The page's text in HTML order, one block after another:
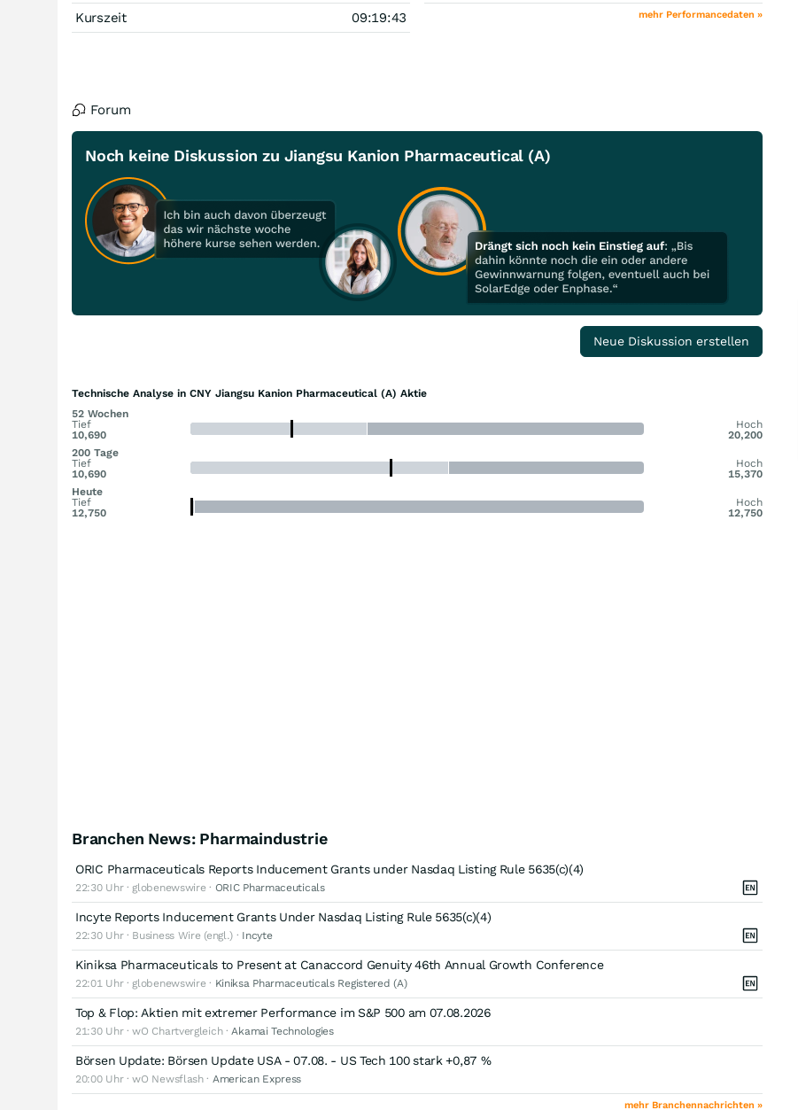
Kurszeit
09:19:43 mehr Performancedaten »
Forum
Noch keine Diskussion zu Jiangsu Kanion Pharmaceutical (A)
Neue Diskussion erstellen
Technische Analyse in CNY Jiangsu Kanion Pharmaceutical (A) Aktie
52 Wochen
Tief
10,690
Hoch
20,200
200 Tage
Tief
10,690
Hoch
15,370
Heute
Tief
12,750
Hoch
12,750
Branchen News: Pharmaindustrie
ORIC Pharmaceuticals Reports Inducement Grants under Nasdaq Listing Rule 5635(c)(4)
22:30 Uhr · globenewswire · ORIC Pharmaceuticals
Incyte Reports Inducement Grants Under Nasdaq Listing Rule 5635(c)(4)
22:30 Uhr · Business Wire (engl.) · Incyte
Kiniksa Pharmaceuticals to Present at Canaccord Genuity 46th Annual Growth Conference
22:01 Uhr · globenewswire · Kiniksa Pharmaceuticals Registered (A)
Top & Flop: Aktien mit extremer Performance im S&P 500 am 07.08.2026
21:30 Uhr · wO Chartvergleich ·Akamai Technologies
Börsen Update: Börsen Update USA - 07.08. - US Tech 100 stark +0,87 %
20:00 Uhr · wO Newsflash · American Express
mehr Branchennachrichten »